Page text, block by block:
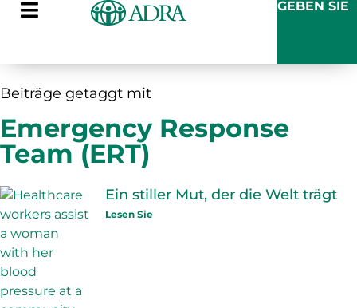
GEBEN SIE
Beiträge getaggt mit
Emergency Response
Team (ERT)
Ein stiller Mut, der die Welt trägt
Lesen Sie